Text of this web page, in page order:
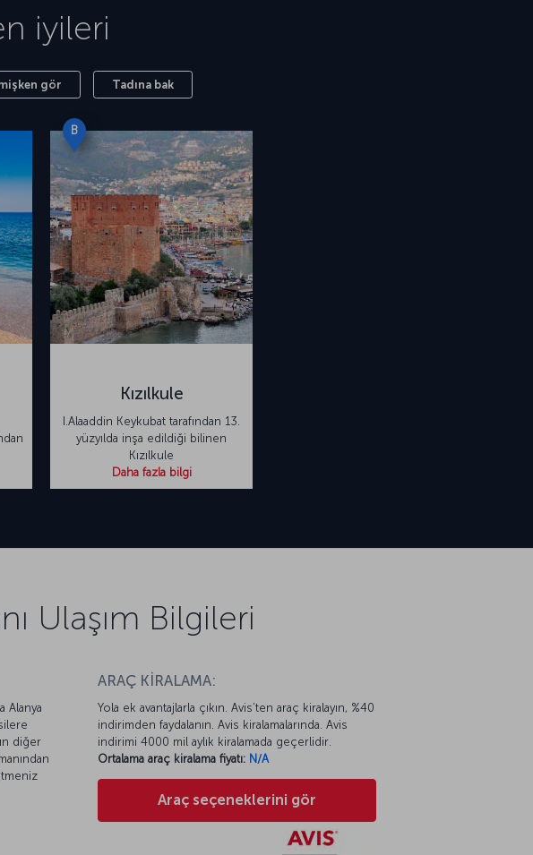
iyileri
gör Tadına bak
B
Kızılkule
I.Alaaddin Keykubat tarafından 13.
yüzyılda inşa edildiği bilinen
Kızılkule
Daha fazla bilgi
Ulaşım Bilgileri
Alanya
diğer
ARAÇ KİRALAMA:
Yola ek avantajlarla çıkın. Avis’ten araç kiralayın, %40
indirimden faydalanın. Avis kiralamalarında. Avis
indirimi 4000 mil aylık kiralamada geçerlidir.
Ortalama araç kiralama fiyatı: N/A
Araç seçeneklerini gör